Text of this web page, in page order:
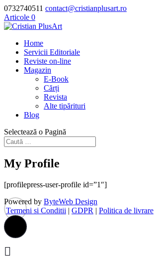
0732740511 contact@cristianplusart.ro
Articole 0
Home
Servicii Editoriale
Reviste on-line
Magazin
E-Book
Cărți
Revista
Alte tipărituri
Blog
Selectează o Pagină
My Profile
[profilepress-user-profile id=”1″]
Powered by ByteWeb Design
Termeni si Conditii | GDPR | Politica de livrare